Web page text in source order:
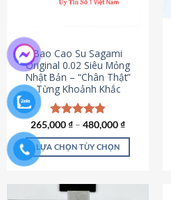
Bao Cao Su Sagami
Original 0.02 Siêu Mỏng
Nhật Bản – “Chân Thật”
Từng Khoảnh Khắc
Được xếp
hạng4.87
5 sao
265,000₫ – 480,000₫
LỰA CHỌN TÙY CHỌN
này